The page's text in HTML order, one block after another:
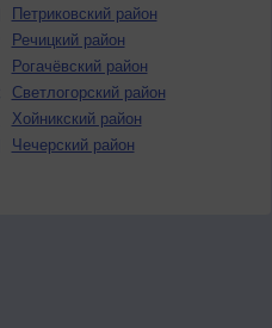
Петриковский район
Речицкий район
Рогачёвский район
Светлогорский район
Хойникский район
Чечерский район